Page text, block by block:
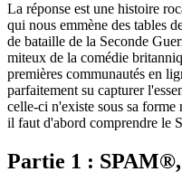
La réponse est une histoire
qui nous emmène des tables
de bataille de la Seconde
miteux de la comédie
premières communautés en
parfaitement su capturer
celle-ci n'existe sous sa
il faut d'abord comprendre le
Partie 1 :